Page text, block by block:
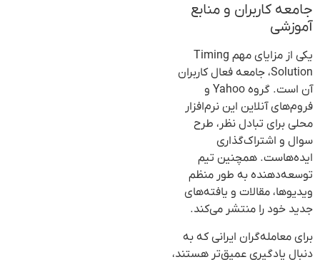
جامعه کاربران و منابع
آموزشی
یکی از مزایای مهم Timing
Solution، جامعه فعال کاربران
آن است. گروه Yahoo و
فروم‌های آنلاین این نرم‌افزار
محلی برای تبادل نظر، طرح
سوال و اشتراک‌گذاری
ایده‌هاست. همچنین تیم
توسعه‌دهنده به طور منظم
ویدیوها، مقالات و یافته‌های
جدید خود را منتشر می‌کند.
برای معامله‌گران ایرانی که به
دنبال یادگیری عمیق‌تر هستند،